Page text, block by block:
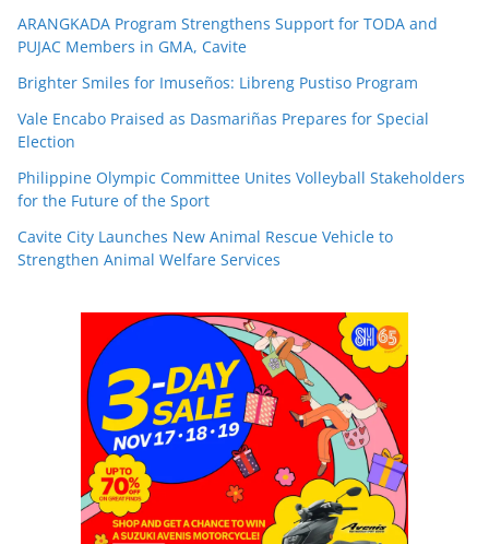
ARANGKADA Program Strengthens Support for TODA and
PUJAC Members in GMA, Cavite
Brighter Smiles for Imuseños: Libreng Pustiso Program
Vale Encabo Praised as Dasmariñas Prepares for Special
Election
Philippine Olympic Committee Unites Volleyball Stakeholders
for the Future of the Sport
Cavite City Launches New Animal Rescue Vehicle to
Strengthen Animal Welfare Services